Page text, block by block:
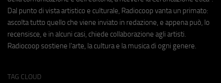
Dal punto di vista artistico e culturale, Radiocoop vanta un primato:
ascolta tutto quello che viene inviato in redazione, e appena può, lo
recensisce, e in alcuni casi, chiede collaborazione agli artisti.
Radiocoop sostiene l'arte, la cultura e la musica di ogni genere.
TAG CLOUD